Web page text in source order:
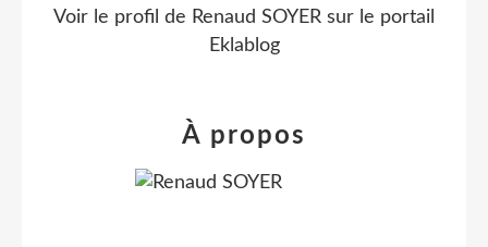
Voir le profil de Renaud SOYER sur le portail
Eklablog
À propos